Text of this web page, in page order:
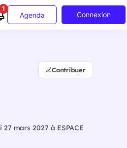
1
Agenda Connexion
mars 2027 à ESPACE
Contribuer